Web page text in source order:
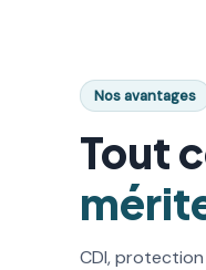
Nos avantages
Tout
CDI,